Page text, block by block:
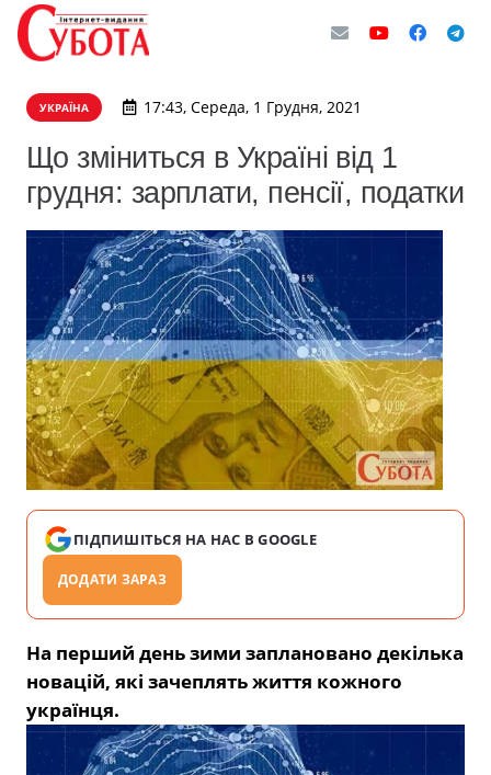
УКРАЇНА 17:43, Середа, 1 Грудня, 2021
Що зміниться в Україні від 1
грудня: зарплати, пенсії, податки
ПІДПИШІТЬСЯ НА НАС В GOOGLE
ДОДАТИ ЗАРАЗ
На перший день зими заплановано декілька
новацій, які зачеплять життя кожного
українця.